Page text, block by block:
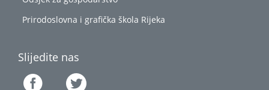
Prirodoslovna i grafička škola Rijeka
Slijedite nas